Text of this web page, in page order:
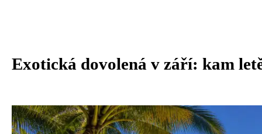
Exotická dovolená v září: kam